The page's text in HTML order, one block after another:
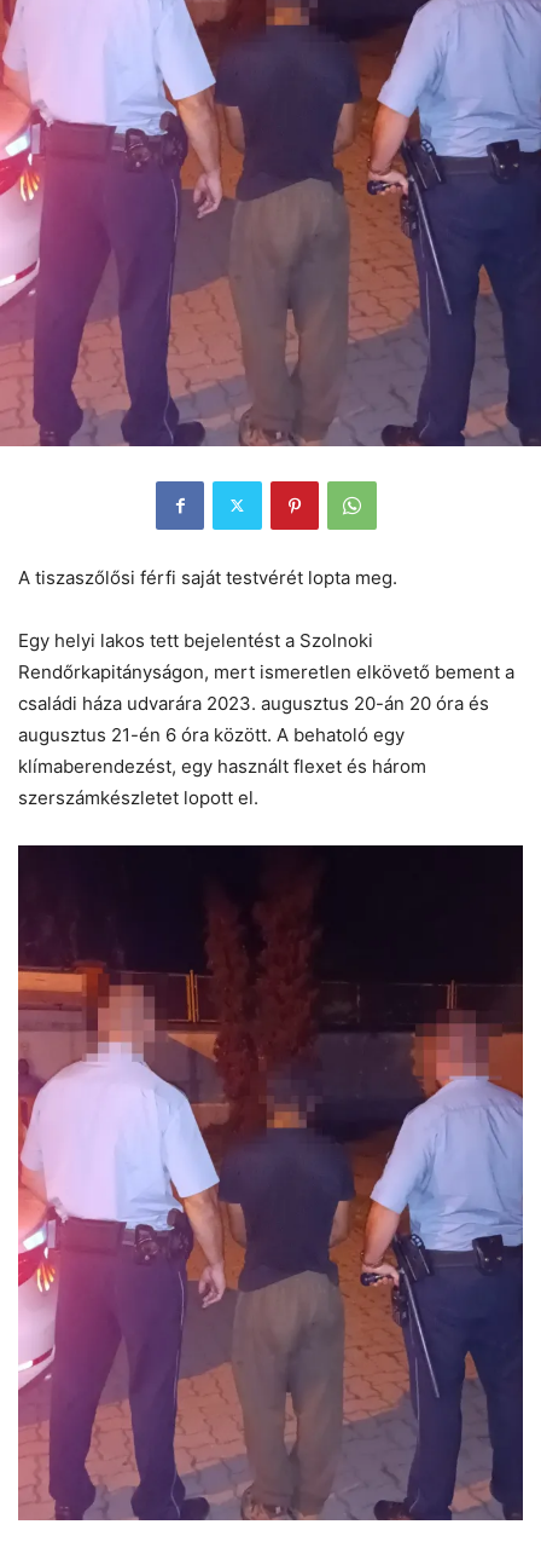
A tiszaszőlősi férfi saját testvérét lopta meg.
Egy helyi lakos tett bejelentést a Szolnoki
Rendőrkapitányságon, mert ismeretlen elkövető bement a
családi háza udvarára 2023. augusztus 20-án 20 óra és
augusztus 21-én 6 óra között. A behatoló egy
klímaberendezést, egy használt flexet és három
szerszámkészletet lopott el.